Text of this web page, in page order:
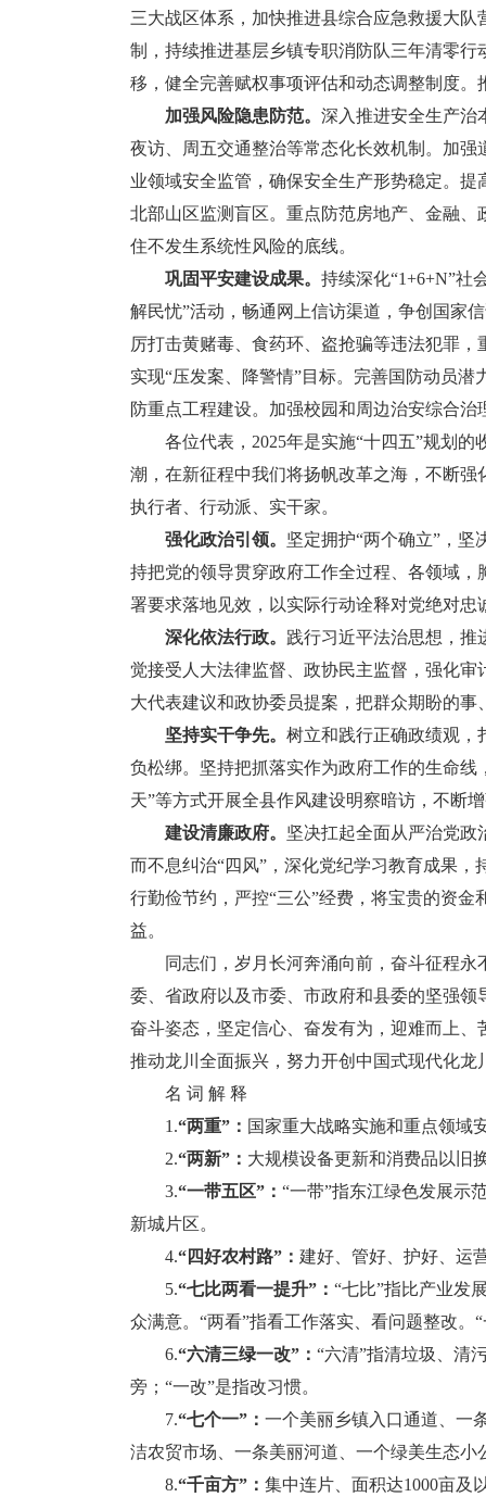
三大战区体系，加快推进县综合应急救援大
制，持续推进基层乡镇专职消防队三年清零
移，健全完善赋权事项评估和动态调整制度。
加强风险隐患防范。 深入推进安全生产治
夜访、周五交通整治等常态化长效机制。加
业领域安全监管，确保安全生产形势稳定。
北部山区监测盲区。重点防范房地产、金融
住不发生系统性风险的底线。
巩固平安建设成果。 持续深化“1+6+N”社
解民忧”活动，畅通网上信访渠道，争创国家
厉打击黄赌毒、食药环、盗抢骗等违法犯罪
实现“压发案、降警情”目标。完善国防动员
防重点工程建设。加强校园和周边治安综合
各位代表，2025年是实施“十四五”规划的
潮，在新征程中我们将扬帆改革之海，不断
执行者、行动派、实干家。
强化政治引领。 坚定拥护“两个确立”，坚
持把党的领导贯穿政府工作全过程、各领域，
署要求落地见效，以实际行动诠释对党绝对忠
深化依法行政。 践行习近平法治思想，推
觉接受人大法律监督、政协民主监督，强化
大代表建议和政协委员提案，把群众期盼的事
坚持实干争先。 树立和践行正确政绩观，
负松绑。坚持把抓落实作为政府工作的生命
天”等方式开展全县作风建设明察暗访，不断
建设清廉政府。 坚决扛起全面从严治党政
而不息纠治“四风”，深化党纪学习教育成果
行勤俭节约，严控“三公”经费，将宝贵的资
益。
同志们，‌岁月长河奔涌向前，奋斗征程永
委、省政府以及市委、市政府和县委的坚强领
奋斗姿态，坚定信心、奋发有为，迎难而上
推动龙川全面振兴，努力开创中国式现代化龙
名 词 解 释
1.“两重”： 国家重大战略实施和重点领域
2.“两新”： 大规模设备更新和消费品以旧
3.“一带五区”： “一带”指东江绿色发展示
新城片区。
4.“四好农村路”： 建好、管好、护好、运
5.“七比两看一提升”： “七比”指比产业发
众满意。“两看”指看工作落实、看问题整改
6.“六清三绿一改”： “六清”指清垃圾、清
旁；“一改”是指改习惯。
7.“七个一”： 一个美丽乡镇入口通道、一
洁农贸市场、一条美丽河道、一个绿美生态小
8.“千亩方”： 集中连片、面积达1000亩及